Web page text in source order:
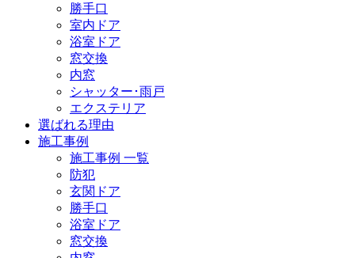
勝手口
室内ドア
浴室ドア
窓交換
内窓
シャッター･雨戸
エクステリア
選ばれる理由
施工事例
施工事例 一覧
防犯
玄関ドア
勝手口
浴室ドア
窓交換